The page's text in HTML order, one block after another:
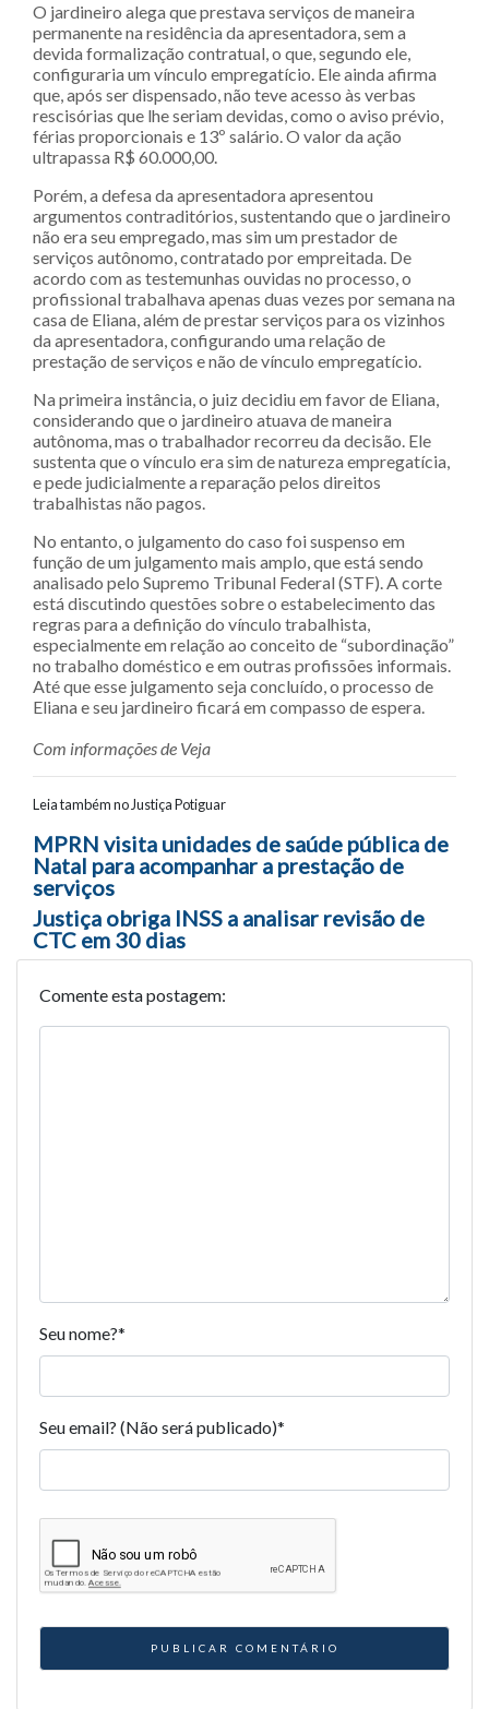
O jardineiro alega que prestava serviços de maneira
permanente na residência da apresentadora, sem a
devida formalização contratual, o que, segundo ele,
configuraria um vínculo empregatício. Ele ainda afirma
que, após ser dispensado, não teve acesso às verbas
rescisórias que lhe seriam devidas, como o aviso prévio,
férias proporcionais e 13º salário. O valor da ação
ultrapassa R$ 60.000,00.
Porém, a defesa da apresentadora apresentou
argumentos contraditórios, sustentando que o jardineiro
não era seu empregado, mas sim um prestador de
serviços autônomo, contratado por empreitada. De
acordo com as testemunhas ouvidas no processo, o
profissional trabalhava apenas duas vezes por semana na
casa de Eliana, além de prestar serviços para os vizinhos
da apresentadora, configurando uma relação de
prestação de serviços e não de vínculo empregatício.
Na primeira instância, o juiz decidiu em favor de Eliana,
considerando que o jardineiro atuava de maneira
autônoma, mas o trabalhador recorreu da decisão. Ele
sustenta que o vínculo era sim de natureza empregatícia,
e pede judicialmente a reparação pelos direitos
trabalhistas não pagos.
No entanto, o julgamento do caso foi suspenso em
função de um julgamento mais amplo, que está sendo
analisado pelo Supremo Tribunal Federal (STF). A corte
está discutindo questões sobre o estabelecimento das
regras para a definição do vínculo trabalhista,
especialmente em relação ao conceito de “subordinação”
no trabalho doméstico e em outras profissões informais.
Até que esse julgamento seja concluído, o processo de
Eliana e seu jardineiro ficará em compasso de espera.
Com informações de Veja
Leia também no Justiça Potiguar
Navegação entre posts
MPRN visita unidades de saúde pública de
Natal para acompanhar a prestação de
serviços
Justiça obriga INSS a analisar revisão de
CTC em 30 dias
Comente esta postagem:
Seu nome?*
Seu email? (Não será publicado)*